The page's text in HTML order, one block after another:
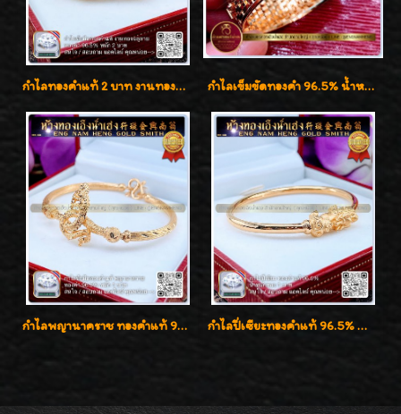
กำไลทองคำแท้ 2 บาท งานทองฉลุลาย ดีไซน์หรูหรา สวยคลาสสิค กำไลเข็มขัดทองคำ 96.5% น้ำหนัก 3 บาท หรูหรา สวยมากๆค่ะ
กำไลพญานาคราช ทองคำแท้ 96.5% น้ำหนัก 1 บาท เสริมสิริมงคล กำไลปี่เซียะทองคำแท้ 96.5% น้ำหนัก 1 บาท เสริมโชคลาภ